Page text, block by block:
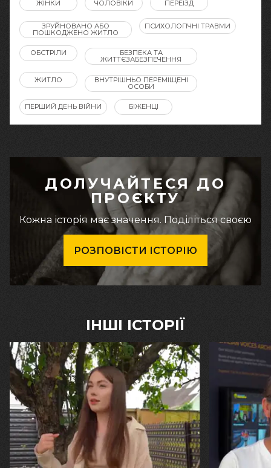
ЖІНКИ ЧОЛОВІКИ ПЕРЕЇЗД
ЗРУЙНОВАНО АБО
ПОШКОДЖЕНО ЖИТЛО
ПСИХОЛОГІЧНІ ТРАВМИ
ОБСТРІЛИ БЕЗПЕКА ТА
ЖИТТЄЗАБЕЗПЕЧЕННЯ
ЖИТЛО ВНУТРІШНЬО ПЕРЕМІЩЕНІ
ОСОБИ
ПЕРШИЙ ДЕНЬ ВІЙНИ БІЖЕНЦІ
ДОЛУЧАЙТЕСЯ ДО
ПРОЄКТУ
Кожна історія має значення. Поділіться своєю
РОЗПОВІСТИ ІСТОРІЮ
ІНШІ ІСТОРІЇ
30.07.2026
29.07.2026